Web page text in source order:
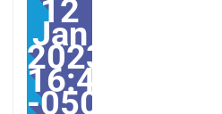
12
Jan
2023
16:45:23
-0500-